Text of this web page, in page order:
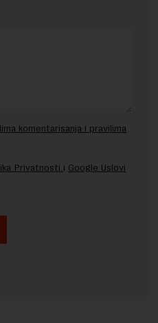
komentarisanja i pravilima
Privatnosti i Google Uslovi